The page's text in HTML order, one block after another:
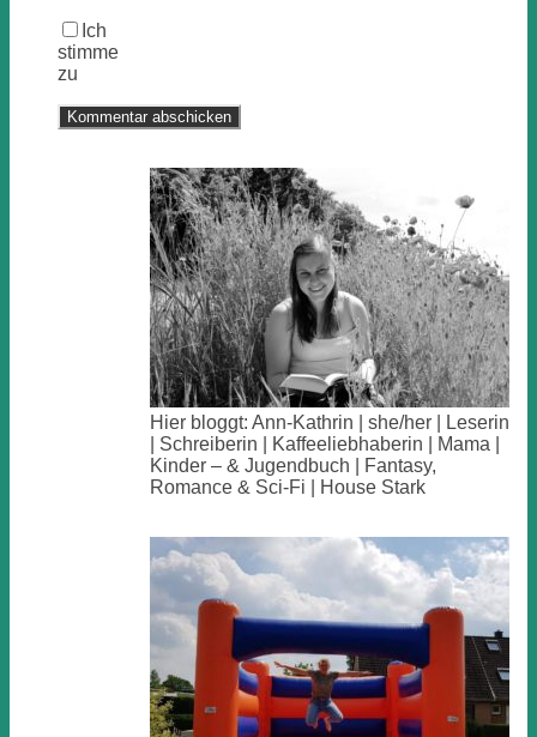
Ich
stimme
zu
Hier bloggt: Ann-Kathrin | she/her | Leserin
| Schreiberin | Kaffeeliebhaberin | Mama |
Kinder – & Jugendbuch | Fantasy,
Romance & Sci-Fi | House Stark